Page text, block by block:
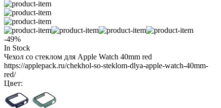
-49%
In Stock
Чехол со стеклом для Apple Watch 40mm red
https://applepack.ru/chekhol-so-steklom-dlya-apple-watch-40mm-
red/
Цвет: